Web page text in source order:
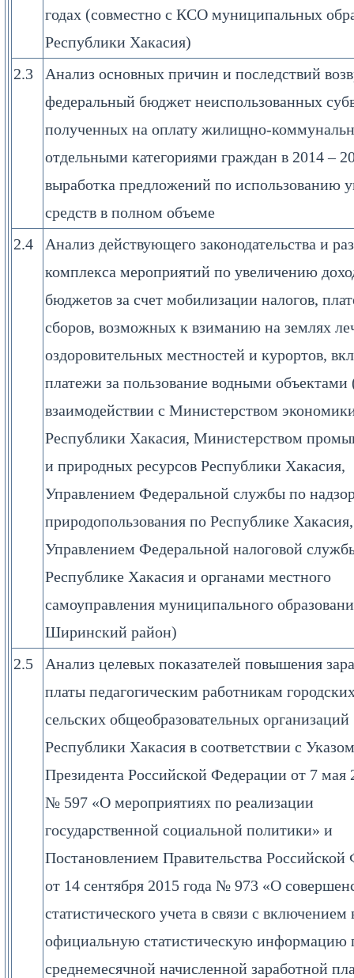
годах (совместно с КСО муниципальных
Республики Хакасия)
2.3
Анализ основных причин и последствий
федеральный бюджет неиспользованных
полученных на оплату жилищно-
отдельными категориями граждан в 2014 –
выработка предложений по использованию
средств в полном объеме
2.4
Анализ действующего законодательства и
комплекса мероприятий по увеличению
бюджетов за счет мобилизации налогов,
сборов, возможных к взиманию на землях
оздоровительных местностей и курортов,
платежи за пользование водными объектами
взаимодействии с Министерством
Республики Хакасия, Министерством
и природных ресурсов Республики Хакасия,
Управлением Федеральной службы по
природопользования по Республике Хакасия,
Управлением Федеральной налоговой
Республике Хакасия и органами местного
самоуправления муниципального
Ширинский район)
2.5
Анализ целевых показателей повышения
платы педагогическим работникам
сельских общеобразовательных организаций
Республики Хакасия в соответствии с Указом
Президента Российской Федерации от 7 мая
№ 597 «О мероприятиях по реализации
государственной социальной политики» и
Постановлением Правительства Российской
от 14 сентября 2015 года № 973 «О
статистического учета в связи с включением
официальную статистическую информацию
среднемесячной начисленной заработной